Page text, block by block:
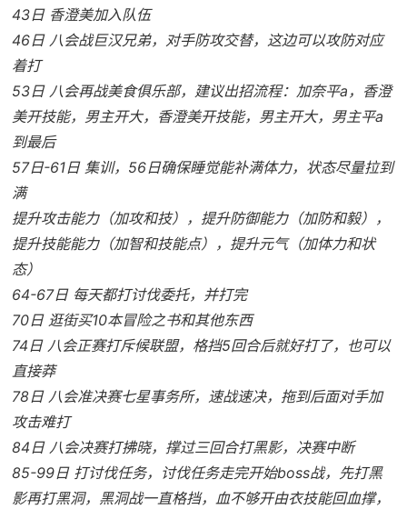
43日 香澄美加入队伍
46日 八会战巨汉兄弟，对手防攻交替，这边可以攻防对应
着打
53日 八会再战美食俱乐部，建议出招流程：加奈平a，香澄
美开技能，男主开大，香澄美开技能，男主开大，男主平a
到最后
57日-61日 集训，56日确保睡觉能补满体力，状态尽量拉到
满
提升攻击能力（加攻和技），提升防御能力（加防和毅），
提升技能能力（加智和技能点），提升元气（加体力和状
态）
64-67日 每天都打讨伐委托，并打完
70日 逛街买10本冒险之书和其他东西
74日 八会正赛打斥候联盟，格挡5回合后就好打了，也可以
直接莽
78日 八会准决赛七星事务所，速战速决，拖到后面对手加
攻击难打
84日 八会决赛打拂晓，撑过三回合打黑影，决赛中断
85-99日 打讨伐任务，讨伐任务走完开始boss战，先打黑
影再打黑洞，黑洞战一直格挡，血不够开由衣技能回血撑，